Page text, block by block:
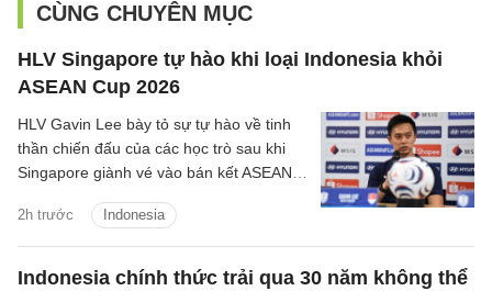
CÙNG CHUYÊN MỤC
HLV Singapore tự hào khi loại Indonesia khỏi
ASEAN Cup 2026
2h trước Indonesia
HLV Gavin Lee bày tỏ sự tự hào về tinh
thần chiến đấu của các học trò sau khi
Singapore giành vé vào bán kết ASEAN
loại ngay từ vòng bảng.
Indonesia chính thức trải qua 30 năm không thể